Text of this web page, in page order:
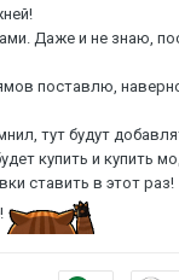
Даже и не знаю,
поставлю,
тут будут
купить и купить
ставить в этот раз!